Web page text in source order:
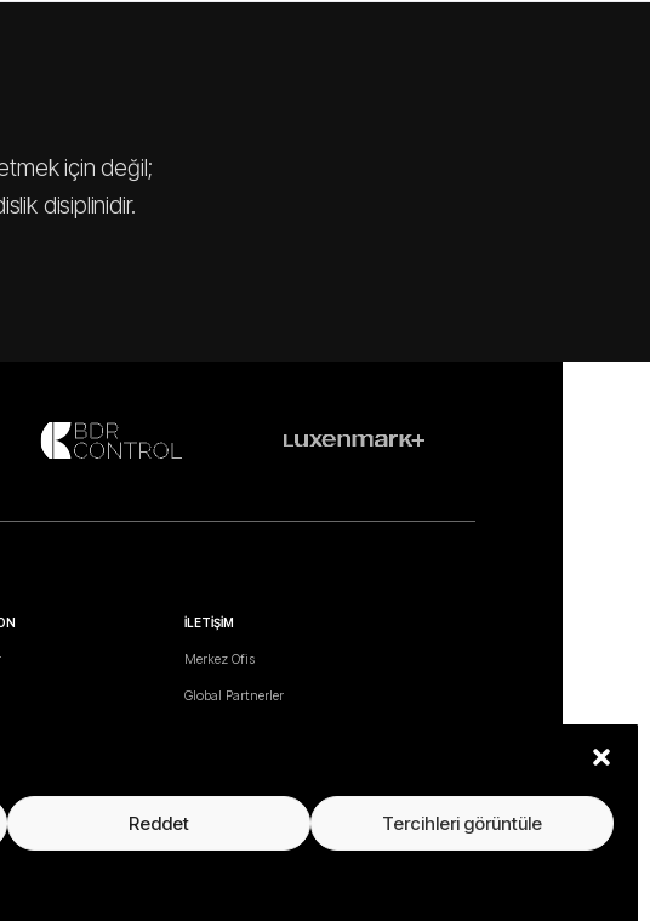
Reddet Tercihleri görüntüle
için değil;
disiplinidir.
İLETİŞİM
Merkez Ofis
Global Partnerler